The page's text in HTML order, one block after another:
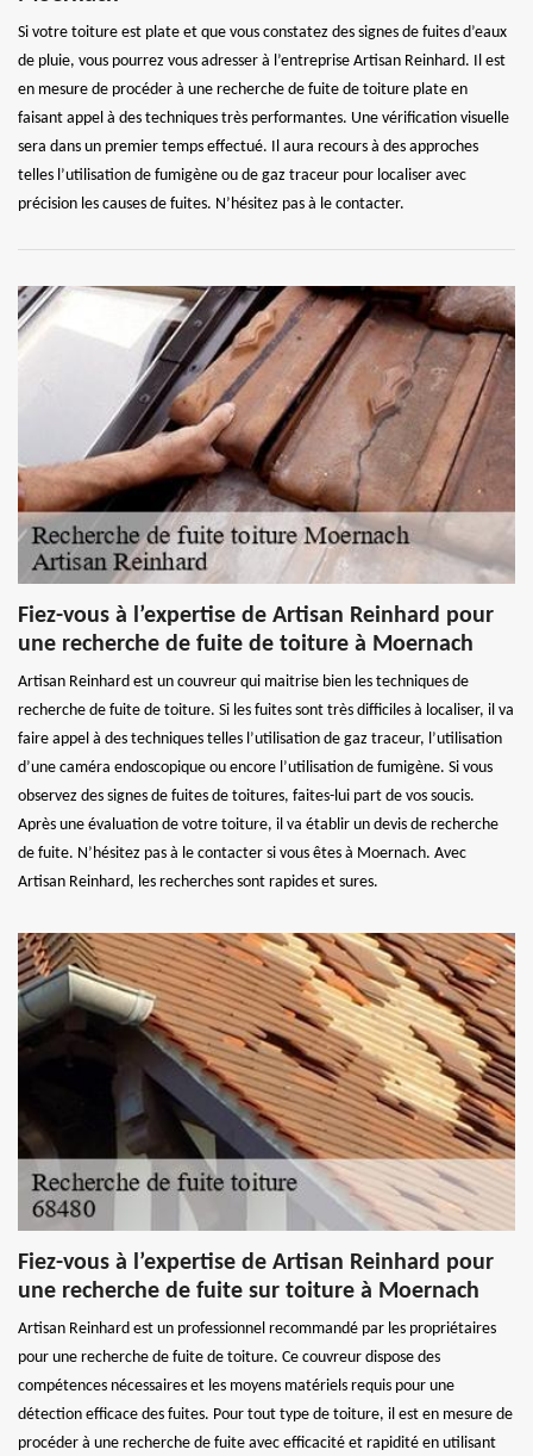
Si votre toiture est plate et que vous constatez des signes de fuites d’eaux
de pluie, vous pourrez vous adresser à l’entreprise Artisan Reinhard. Il est
en mesure de procéder à une recherche de fuite de toiture plate en
faisant appel à des techniques très performantes. Une vérification visuelle
sera dans un premier temps effectué. Il aura recours à des approches
telles l’utilisation de fumigène ou de gaz traceur pour localiser avec
précision les causes de fuites. N’hésitez pas à le contacter.
Fiez-vous à l’expertise de Artisan Reinhard pour
une recherche de fuite de toiture à Moernach
Artisan Reinhard est un couvreur qui maitrise bien les techniques de
recherche de fuite de toiture. Si les fuites sont très difficiles à localiser, il va
faire appel à des techniques telles l’utilisation de gaz traceur, l’utilisation
d’une caméra endoscopique ou encore l’utilisation de fumigène. Si vous
observez des signes de fuites de toitures, faites-lui part de vos soucis.
Après une évaluation de votre toiture, il va établir un devis de recherche
de fuite. N’hésitez pas à le contacter si vous êtes à Moernach. Avec
Artisan Reinhard, les recherches sont rapides et sures.
Fiez-vous à l’expertise de Artisan Reinhard pour
une recherche de fuite sur toiture à Moernach
Artisan Reinhard est un professionnel recommandé par les propriétaires
pour une recherche de fuite de toiture. Ce couvreur dispose des
compétences nécessaires et les moyens matériels requis pour une
détection efficace des fuites. Pour tout type de toiture, il est en mesure de
procéder à une recherche de fuite avec efficacité et rapidité en utilisant